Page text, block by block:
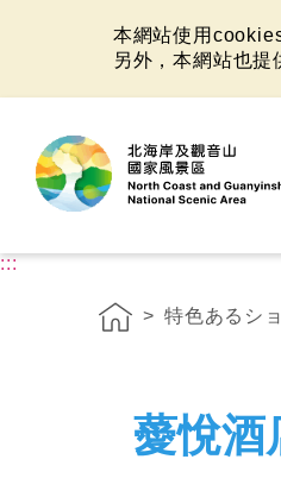
本網站使用
另外，本網站也提
:::
特色あるシ
薆悅酒